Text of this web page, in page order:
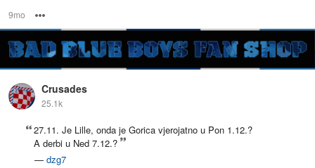
9mo
Crusades
25.1k
27.11. Je Lille, onda je Gorica vjerojatno u Pon 1.12.?
A derbi u Ned 7.12.?
— dzg7